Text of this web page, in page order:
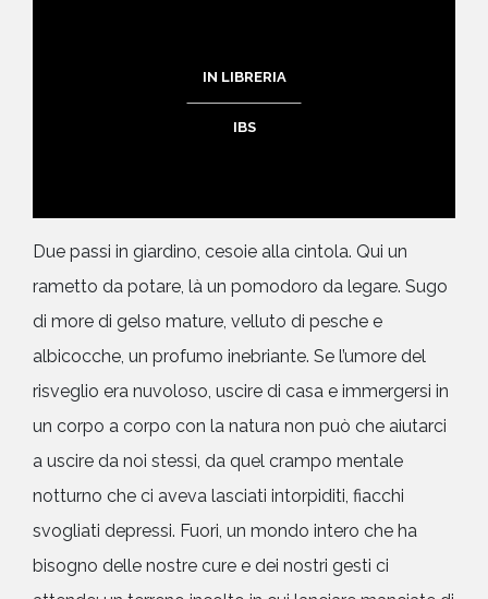
IN LIBRERIA
IBS
Due passi in giardino, cesoie alla cintola. Qui un
rametto da potare, là un pomodoro da legare. Sugo
di more di gelso mature, velluto di pesche e
albicocche, un profumo inebriante. Se l’umore del
risveglio era nuvoloso, uscire di casa e immergersi in
un corpo a corpo con la natura non può che aiutarci
a uscire da noi stessi, da quel crampo mentale
notturno che ci aveva lasciati intorpiditi, fiacchi
svogliati depressi. Fuori, un mondo intero che ha
bisogno delle nostre cure e dei nostri gesti ci